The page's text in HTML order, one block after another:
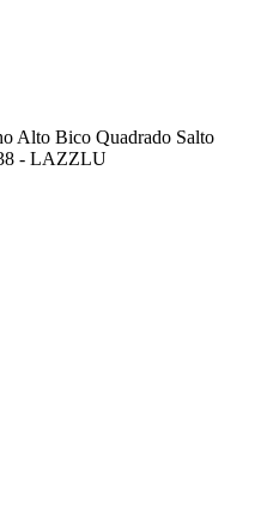
Alto Bico Quadrado Salto
- LAZZLU